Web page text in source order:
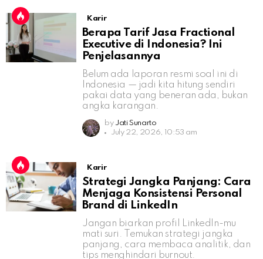
Karir
Berapa Tarif Jasa Fractional
Executive di Indonesia? Ini
Penjelasannya
Belum ada laporan resmi soal ini di
Indonesia — jadi kita hitung sendiri
pakai data yang beneran ada, bukan
angka karangan.
by Jati Sunarto
July 22, 2026, 10:53 am
Karir
Strategi Jangka Panjang: Cara
Menjaga Konsistensi Personal
Brand di LinkedIn
Jangan biarkan profil LinkedIn-mu
mati suri. Temukan strategi jangka
panjang, cara membaca analitik, dan
tips menghindari burnout.